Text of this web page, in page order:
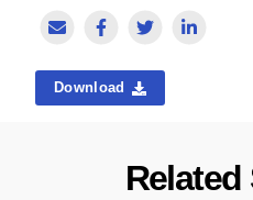
Download